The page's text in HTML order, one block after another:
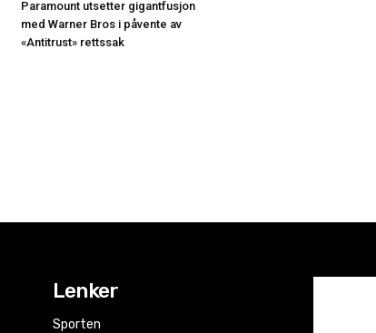
Paramount utsetter gigantfusjon
med Warner Bros i påvente av
«Antitrust» rettssak
Lenker
Sporten